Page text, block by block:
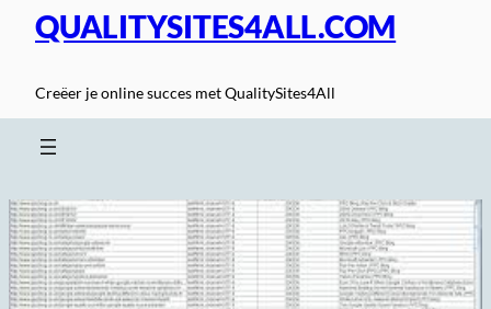
QUALITYSITES4ALL.COM
Creëer je online succes met QualitySites4All